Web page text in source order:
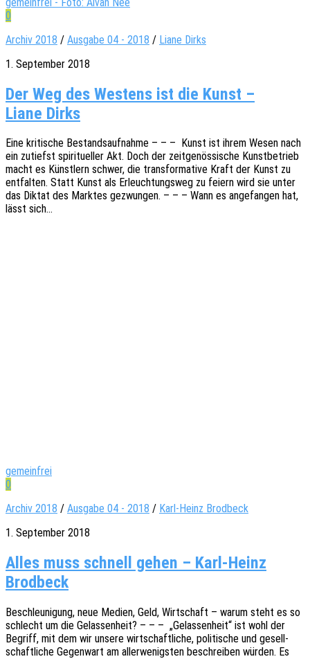
0
Archiv 2018 / Ausgabe 04 - 2018 / Liane Dirks
1. September 2018
Der Weg des Westens ist die Kunst –
Liane Dirks
Eine kriti­sche Bestands­auf­nah­me – – – Kunst ist ihrem Wesen nach
ein zutiefst spiri­tu­el­ler Akt. Doch der zeit­ge­nös­si­sche Kunst­be­trieb
macht es Künst­lern schwer, die trans­for­ma­ti­ve Kraft der Kunst zu
entfal­ten. Statt Kunst als Erleuch­tungs­weg zu feiern wird sie unter
das Diktat des Mark­tes gezwun­gen. – – – Wann es ange­fan­gen hat,
lässt sich…
gemeinfrei
0
Archiv 2018 / Ausgabe 04 - 2018 / Karl-Heinz Brodbeck
1. September 2018
Alles muss schnell gehen – Karl-Heinz
Brodbeck
Beschleu­ni­gung, neue Medien, Geld, Wirt­schaft – warum steht es so
schlecht um die Gelas­sen­heit? – – – „Gelas­sen­heit“ ist wohl der
Begriff, mit dem wir unsere wirt­schaft­li­che, poli­ti­sche und gesell­
schaft­li­che Gegen­wart am aller­we­nigs­ten beschrei­ben würden. Es